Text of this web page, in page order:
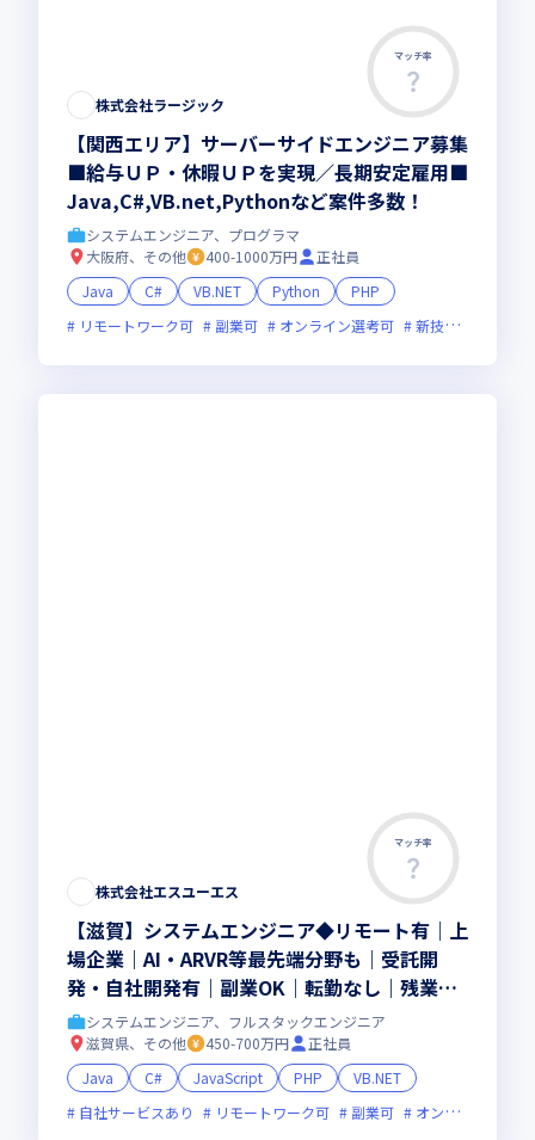
マッチ率
株式会社ラージック
【関西エリア】サーバーサイドエンジニア募集
■給与ＵＰ・休暇ＵＰを実現／長期安定雇用■
Java,C#,VB.net,Pythonなど案件多数！
システムエンジニア、プログラマ
大阪府、その他
400-1000万円
正社員
Java
C# VB.NET Python
PHP
リモートワーク可
副業可 オンライン選考可 新技術に積極的
マッチ率
株式会社エスユーエス
【滋賀】システムエンジニア◆リモート有｜上
場企業｜AI・ARVR等最先端分野も｜受託開
発・自社開発有｜副業OK｜転勤なし｜残業平
均10h程｜定着率88.7%
システムエンジニア、フルスタックエンジニア
滋賀県、その他
450-700万円
正社員
Java
C# JavaScript PHP
VB.NET
自社サービスあり
リモートワーク可 副業可 オンライン選考可